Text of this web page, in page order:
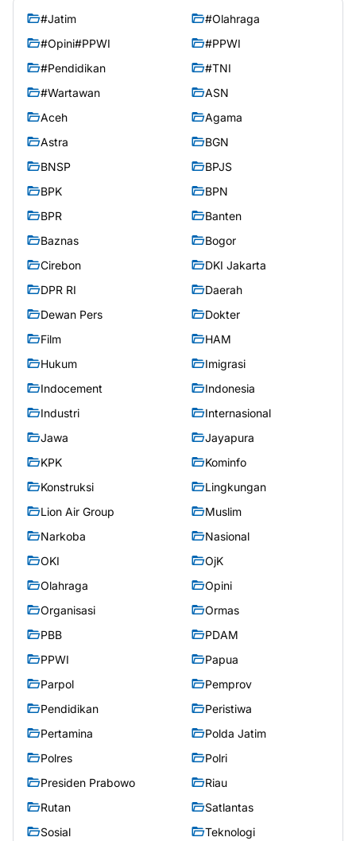
#Jatim
#Olahraga
#Opini#PPWI
#PPWI
#Pendidikan
#TNI
#Wartawan
ASN
Aceh
Agama
Astra
BGN
BNSP
BPJS
BPK
BPN
BPR
Banten
Baznas
Bogor
Cirebon
DKI Jakarta
DPR RI
Daerah
Dewan Pers
Dokter
Film
HAM
Hukum
Imigrasi
Indocement
Indonesia
Industri
Internasional
Jawa
Jayapura
KPK
Kominfo
Konstruksi
Lingkungan
Lion Air Group
Muslim
Narkoba
Nasional
OKI
OjK
Olahraga
Opini
Organisasi
Ormas
PBB
PDAM
PPWI
Papua
Parpol
Pemprov
Pendidikan
Peristiwa
Pertamina
Polda Jatim
Polres
Polri
Presiden Prabowo
Riau
Rutan
Satlantas
Sosial
Teknologi